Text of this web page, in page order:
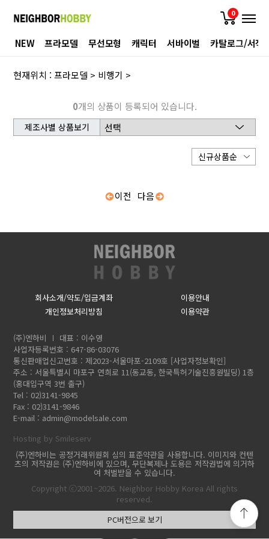
0
NEW 프라모델 무선모형 캐릭터 서바이벌 카탈로그/서적
현재위치 :프라모델 > 비행기 >
0개의 상품이 등록되어 있습니다.
제조사별 상품보기
이전 다음
회사소개/약도/입금계좌
이용안내
개인정보처리방침
이용약관
(주)엔하비
대표 : 이수영
사업자등록번호 : 647-86-03076
통신판매업신고번호 : 제2023-서울마포-2109호 [사업자정보확인]
주소 : 서울특별시 마포구 연희로 11(동교동, 한국특허기술진흥원빌딩) 1층
(홍대입구역 3번 출구)
Tel : 02)3141-9845
Fax : 02)3141-9846
E-mail : admin@modelsale.com
Hosting by Smileserv
(주)엔하비는 공정거래위원회 심의 표준약관을 사용합니다. 이미지와 컨텐
츠의 저작권은 (주)엔하비에 있으며, 무단복제나 도용은 저작권법에 의거하
여 처벌받을 수 있습니다.
Copyright ⓒ2001~2026. Neighbor Hobby Korea All rights
reserved.
PC버전으로 보기